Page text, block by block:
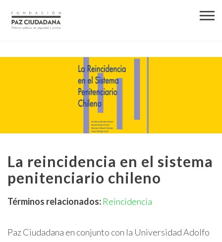
La reincidencia en el sistema
penitenciario chileno
Términos relacionados: Reincidencia
Paz Ciudadana en conjunto con la Universidad Adolfo